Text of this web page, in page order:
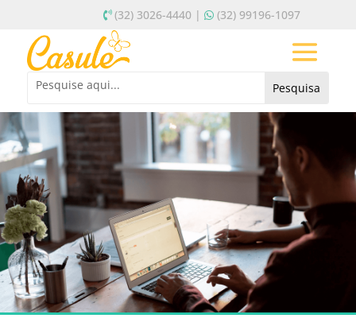
(32) 3026-4440 | (32) 99196-1097